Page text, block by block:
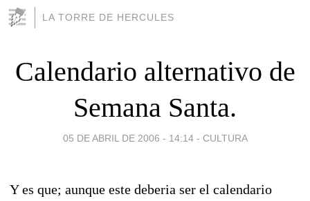
LA TORRE DE HERCULES
Calendario alternativo de
Semana Santa.
05 DE ABRIL DE 2006 - 14:14 - CULTURA
Y es que; aunque este deberia ser el calendario